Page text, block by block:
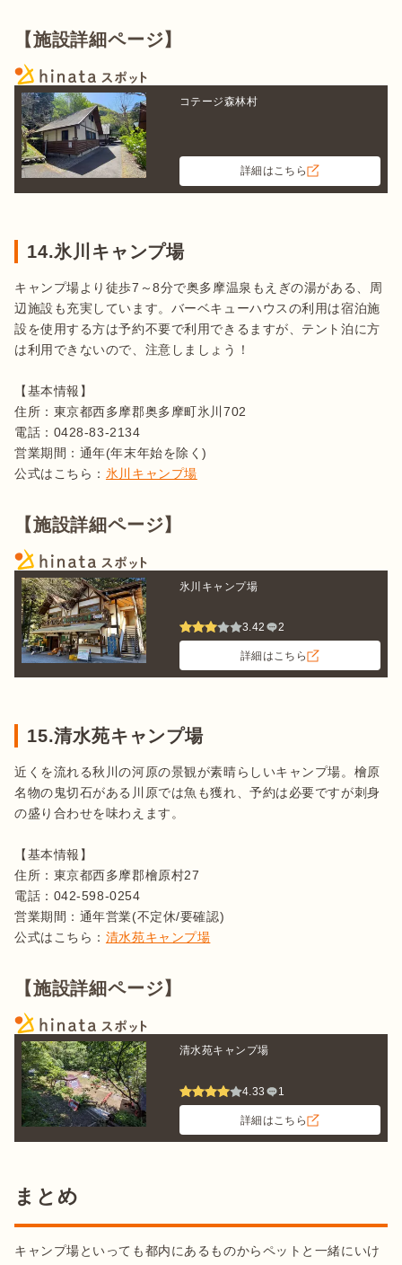
【施設詳細ページ】
コテージ森林村
詳細はこちら
14.氷川キャンプ場
キャンプ場より徒歩7～8分で奥多摩温泉もえぎの湯がある、周
辺施設も充実しています。バーベキューハウスの利用は宿泊施
設を使用する方は予約不要で利用できるますが、テント泊に方
は利用できないので、注意しましょう！
【基本情報】
住所：東京都西多摩郡奥多摩町氷川702
電話：0428-83-2134
営業期間：通年(年末年始を除く)
公式はこちら： 氷川キャンプ場
【施設詳細ページ】
氷川キャンプ場
3.42 2
詳細はこちら
15.清水苑キャンプ場
近くを流れる秋川の河原の景観が素晴らしいキャンプ場。檜原
名物の鬼切石がある川原では魚も獲れ、予約は必要ですが刺身
の盛り合わせを味わえます。
【基本情報】
住所：東京都西多摩郡檜原村27
電話：042-598-0254
営業期間：通年営業(不定休/要確認)
公式はこちら： 清水苑キャンプ場
【施設詳細ページ】
清水苑キャンプ場
4.33 1
詳細はこちら
まとめ
キャンプ場といっても都内にあるものからペットと一緒にいけ